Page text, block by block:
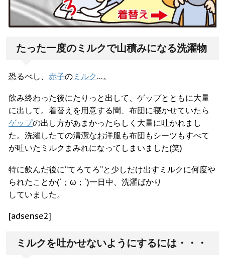
たった一度のミルクで山積みになる洗濯物
恐るべし、 赤子の ミルク …。
飲み終わった後にたりっと出して、ゲップとともに大量
に出して。着替えを用意する間、布団に寝かせていたら
ゲップの出し方があまかったらしく大量に吐かれまし
た。洗濯したての清潔なお洋服も布団もシーツもすべて
が吐いたミルクまみれになってしまいました(笑)
特に飲んだ後に“てろてろ”と少しだけ出すミルクに何度や
られたことか(´；ω；`)一日中、洗濯ばかり
していました。
[adsense2]
ミルクを吐かせないようにするには・・・